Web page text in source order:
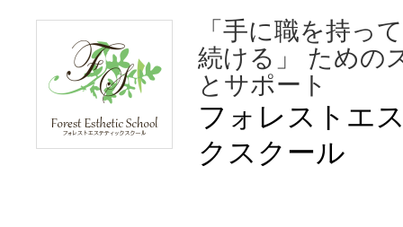
通信講座を
体験レッス
「手に職を持っ
続ける」 ための
とサポート
フォレストエ
クスクール